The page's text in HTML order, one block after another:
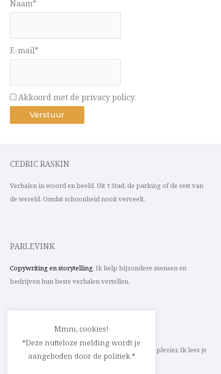
Naam*
E-mail*
Akkoord met de privacy policy.
CEDRIC RASKIN
Verhalen in woord en beeld. Uit ’t Stad, de parking of de rest van
de wereld. Omdat schoonheid nooit verveelt.
PARLEVINK
Copywriting en storytelling. Ik help bijzondere mensen en
bedrijven hun beste verhalen vertellen.
Schrijf ik straks mee aan jouw verhaal? Met veel plezier. Ik lees je
heel graag op
cedric@parlevink.be
Mmm, cookies!
*Deze nutteloze melding wordt je
aangeboden door de politiek.*